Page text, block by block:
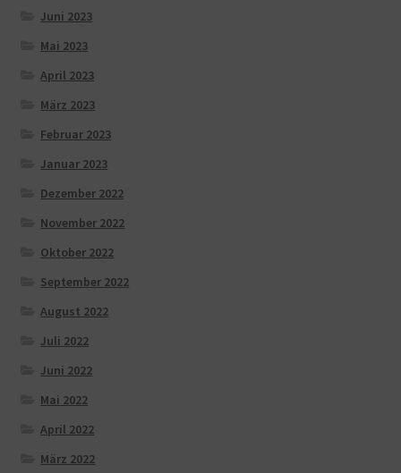
Juni 2023
Mai 2023
April 2023
März 2023
Februar 2023
Januar 2023
Dezember 2022
November 2022
Oktober 2022
September 2022
August 2022
Juli 2022
Juni 2022
Mai 2022
April 2022
März 2022